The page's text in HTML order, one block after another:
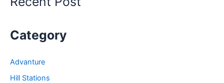
Category
Advanture
Hill Stations